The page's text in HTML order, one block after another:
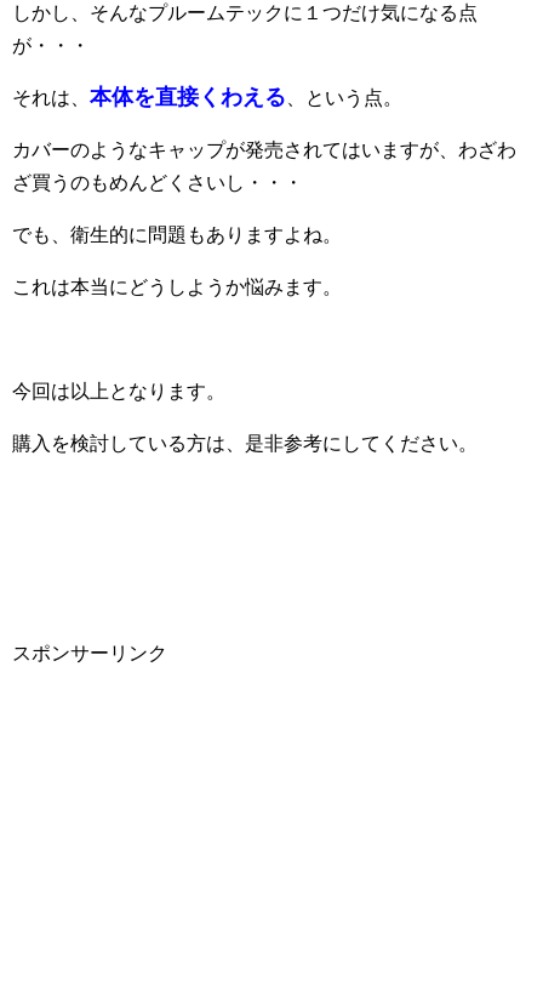
しかし、そんなプルームテックに１つだけ気になる点
が・・・
それは、 本体を直接くわえる 、という点。
カバーのようなキャップが発売されてはいますが、わざわ
ざ買うのもめんどくさいし・・・
でも、衛生的に問題もありますよね。
これは本当にどうしようか悩みます。
今回は以上となります。
購入を検討している方は、是非参考にしてください。
スポンサーリンク